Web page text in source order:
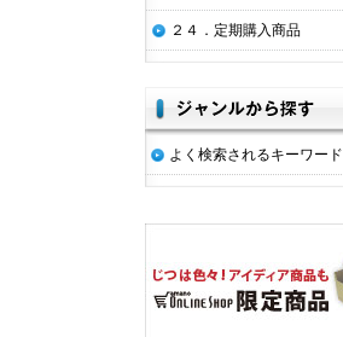
２４．定期購入商品
よく検索されるキーワード